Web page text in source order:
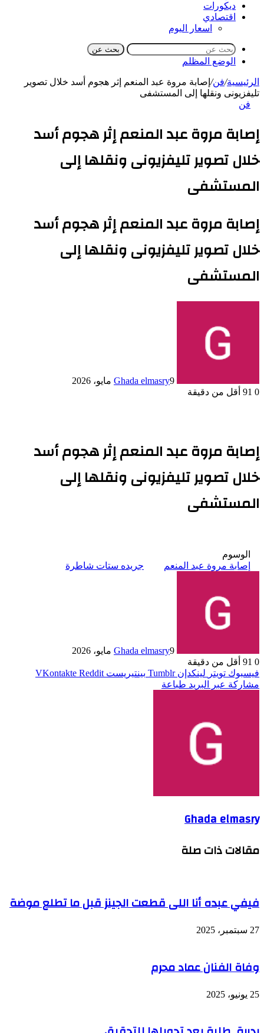
ديكورات
اقتصادي
اسعار اليوم
بحث عن
الوضع المظلم
الرئيسية/فن/ إصابة مروة عبد المنعم إثر هجوم أسد خلال تصوير
تليفزيونى ونقلها إلى المستشفى
فن
إصابة مروة عبد المنعم إثر هجوم أسد
خلال تصوير تليفزيونى ونقلها إلى
المستشفى
إصابة مروة عبد المنعم إثر هجوم أسد
خلال تصوير تليفزيونى ونقلها إلى
المستشفى
Ghada elmasry9 مايو، 2026
0
أقل من دقيقة
إصابة مروة عبد المنعم إثر هجوم أسد
خلال تصوير تليفزيونى ونقلها إلى
المستشفى
الوسوم
إصابة مروة عبد المنعم
جريده ستات شاطرة
Ghada elmasry9 مايو، 2026
0
أقل من دقيقة
فيسبوك تويتر لينكدإن بينتيريست
مشاركة عبر البريد طباعة
Ghada elmasry
مقالات ذات صلة
فيفي عبده أنا اللى قطعت الجينز قبل ما تطلع موضة
27 سبتمبر، 2025
وفاة الفنان عماد محرم
25 يونيو، 2025